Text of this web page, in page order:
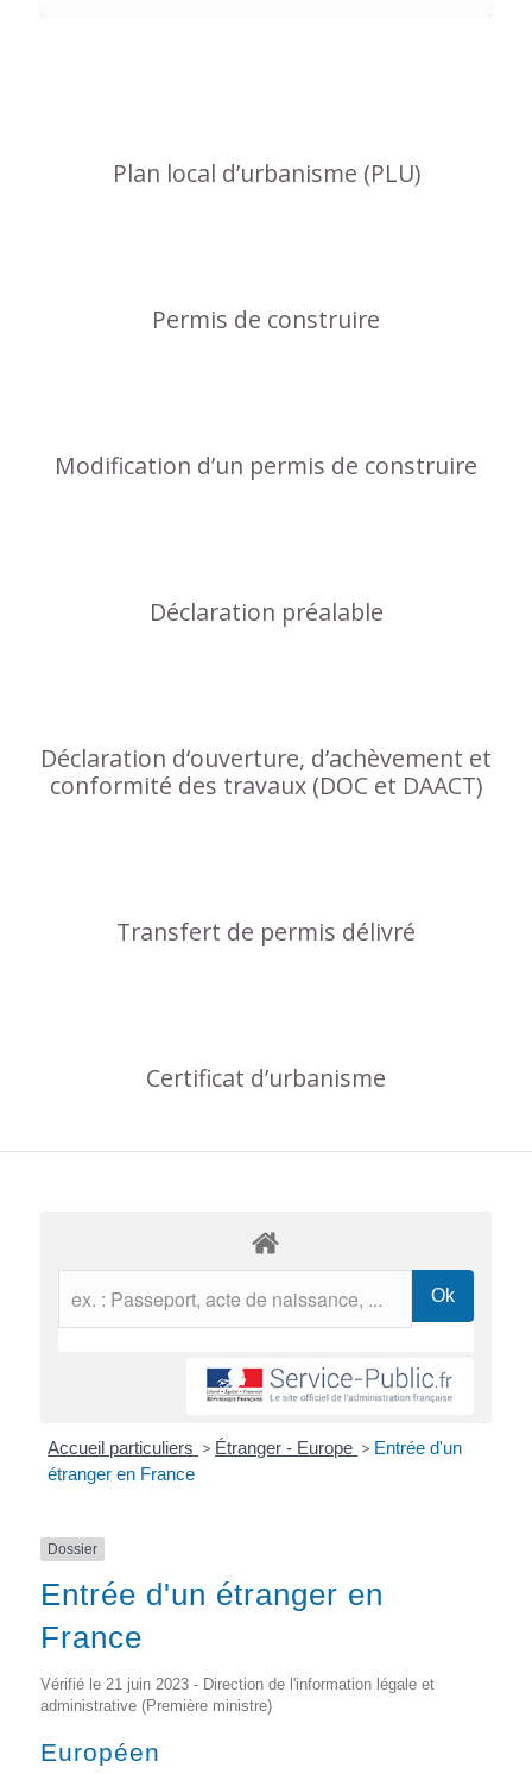
Plan local d’urbanisme (PLU)
Permis de construire
Modification d’un permis de construire
Déclaration préalable
Déclaration d‘ouverture, d’achèvement et
conformité des travaux (DOC et DAACT)
Transfert de permis délivré
Certificat d’urbanisme
Accueil particuliers > Étranger - Europe > Entrée d'un
étranger en France
Dossier
Entrée d'un étranger en
France
Vérifié le 21 juin 2023 - Direction de l'information légale et
administrative (Première ministre)
Européen